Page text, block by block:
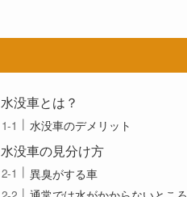
水没車とは？
水没車のデメリット
水没車の見分け方
異臭がする車